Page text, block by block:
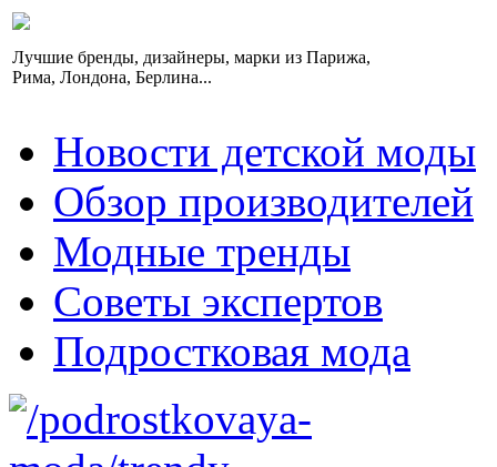
Лучшие бренды, дизайнеры, марки из Парижа,
Рима, Лондона, Берлина...
Новости детской моды
Обзор производителей
Модные тренды
Советы экспертов
Подростковая мода